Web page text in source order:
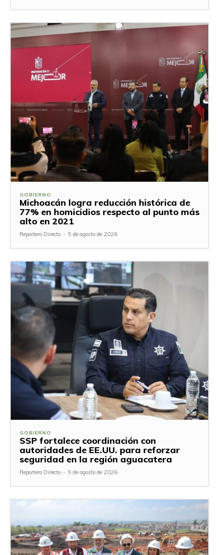
GOBIERNO
Michoacán logra reducción histórica de
77% en homicidios respecto al punto más
alto en 2021
Reportero Directo - 5 de agosto de 2026
GOBIERNO
SSP fortalece coordinación con
autoridades de EE.UU. para reforzar
seguridad en la región aguacatera
Reportero Directo - 5 de agosto de 2026